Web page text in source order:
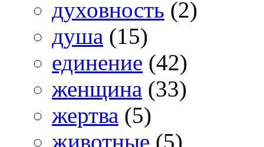
духовность (2)
душа (15)
единение (42)
женщина (33)
жертва (5)
животные (5)